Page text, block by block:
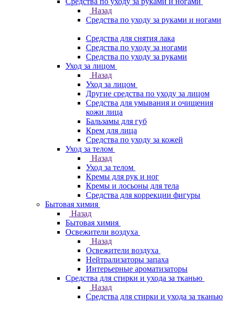
Назад
Средства по уходу за руками и ногами
Средства для снятия лака
Средства по уходу за ногами
Средства по уходу за руками
Уход за лицом
Назад
Уход за лицом
Другие средства по уходу за лицом
Средства для умывания и очищения
кожи лица
Бальзамы для губ
Крем для лица
Средства по уходу за кожей
Уход за телом
Назад
Уход за телом
Кремы для рук и ног
Кремы и лосьоны для тела
Средства для коррекции фигуры
Бытовая химия
Назад
Бытовая химия
Освежители воздуха
Назад
Освежители воздуха
Нейтрализаторы запаха
Интерьерные ароматизаторы
Средства для стирки и ухода за тканью
Назад
Средства для стирки и ухода за тканью